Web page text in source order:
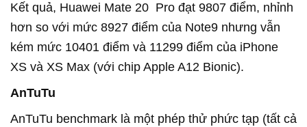
Kết quả, Huawei Mate 20 Pro đạt 9807 điểm, nhỉnh
hơn so với mức 8927 điểm của Note9 nhưng vẫn
kém mức 10401 điểm và 11299 điểm của iPhone
XS và XS Max (với chip Apple A12 Bionic).
AnTuTu
AnTuTu benchmark là một phép thử phức tạp (tất cả